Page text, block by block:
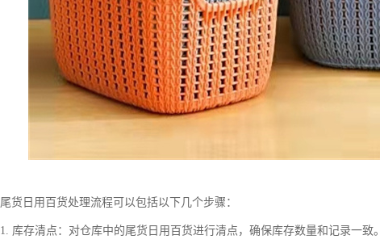
尾货日用百货处理流程可以包括以下几个步骤：
1. 库存清点：对仓库中的尾货日用百货进行清点，确保库存数量和记录一致。